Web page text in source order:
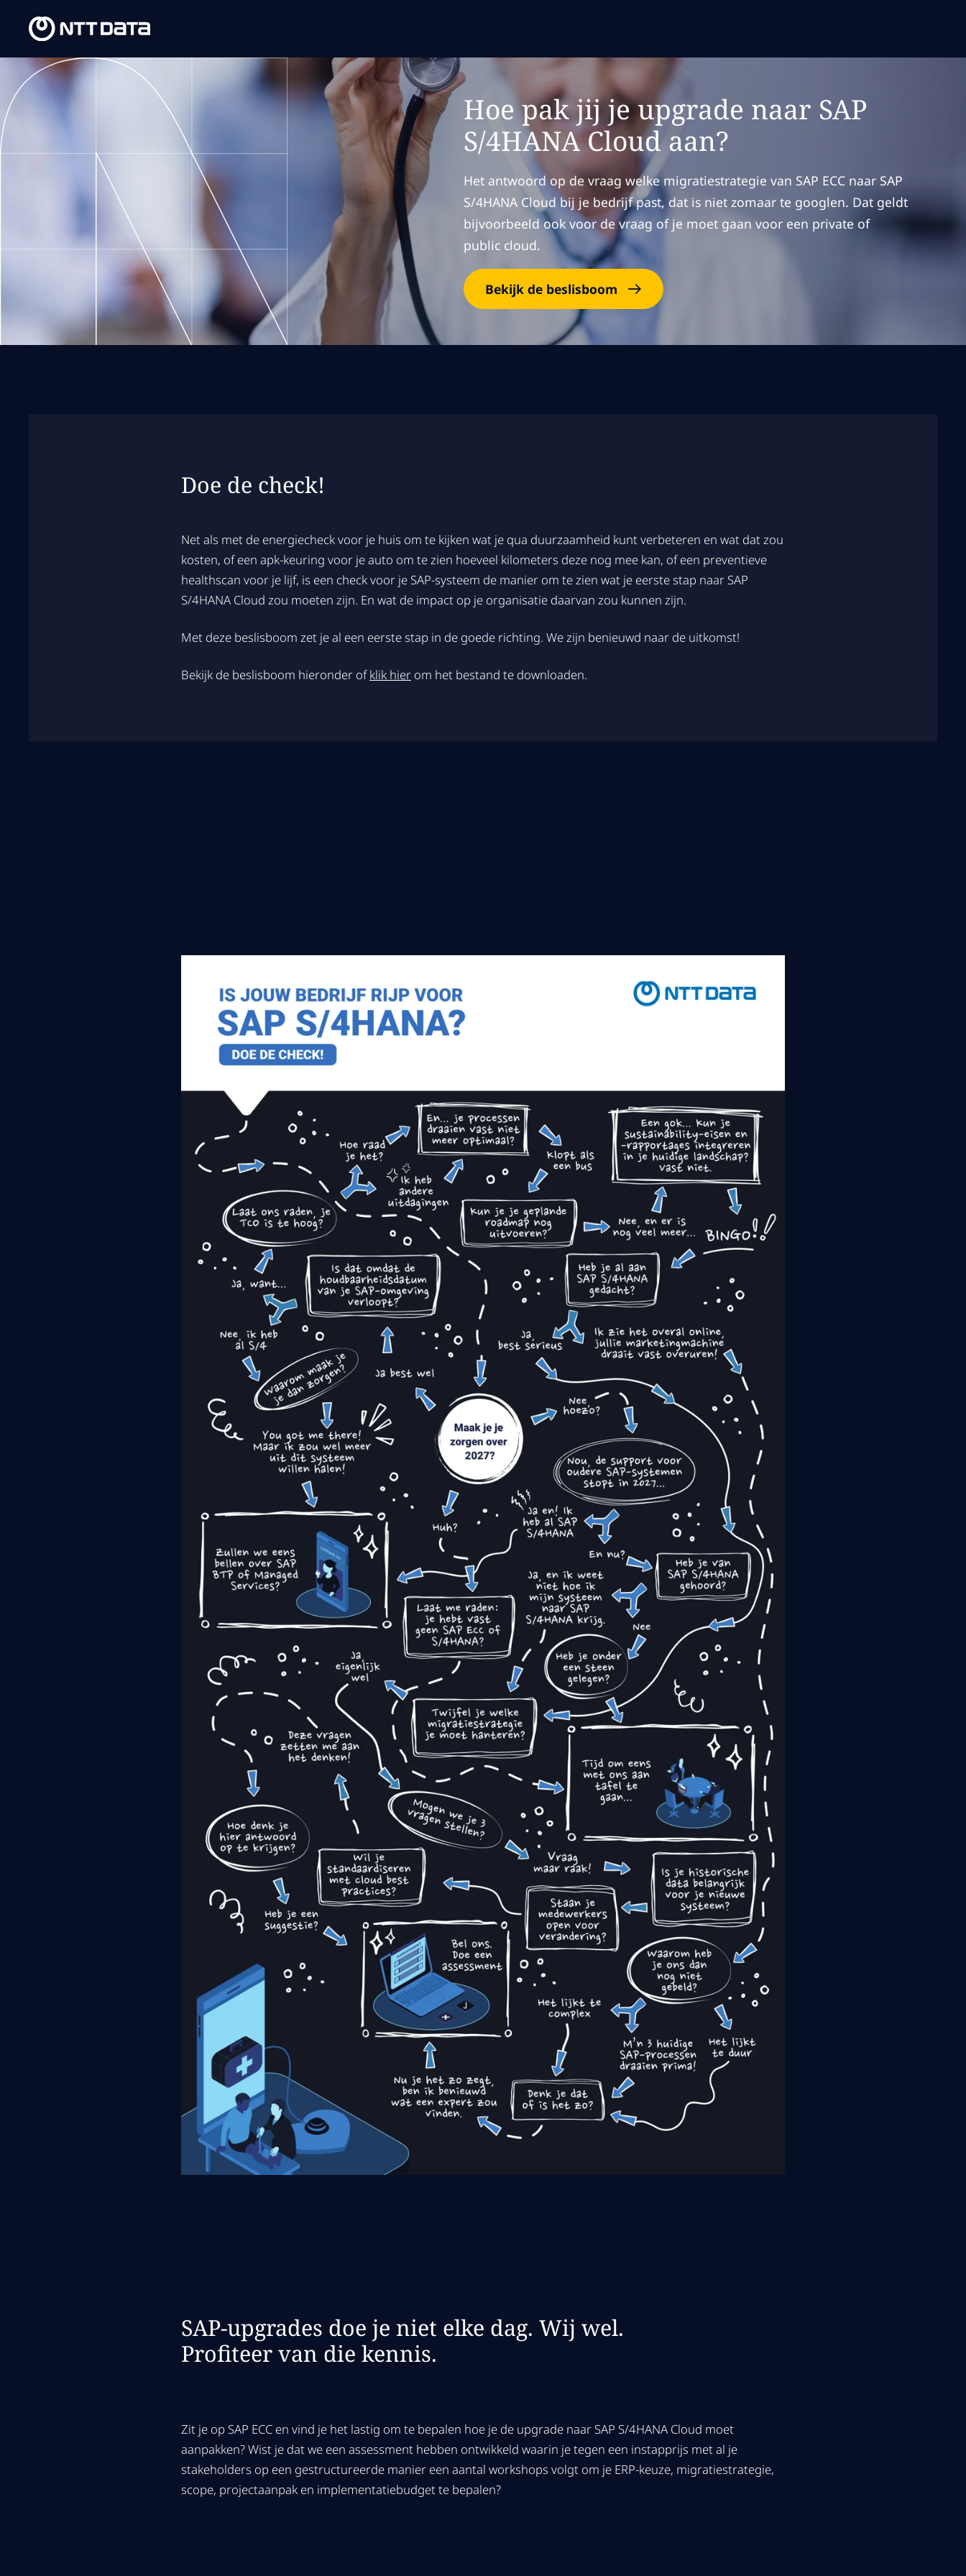
Hoe pak jij je upgrade naar SAP
S/4HANA Cloud aan?
Het antwoord op de vraag welke migratiestrategie van SAP ECC naar SAP
S/4HANA Cloud bij je bedrijf past, dat is niet zomaar te googlen. Dat geldt
bijvoorbeeld ook voor de vraag of je moet gaan voor een private of
public cloud.
Bekijk de beslisboom
Doe de check!
Net als met de energiecheck voor je huis om te kijken wat je qua duurzaamheid kunt verbeteren en wat dat zou
kosten, of een apk-keuring voor je auto om te zien hoeveel kilometers deze nog mee kan, of een preventieve
healthscan voor je lijf, is een check voor je SAP-systeem de manier om te zien wat je eerste stap naar SAP
S/4HANA Cloud zou moeten zijn. En wat de impact op je organisatie daarvan zou kunnen zijn.
Met deze beslisboom zet je al een eerste stap in de goede richting. We zijn benieuwd naar de uitkomst!
Bekijk de beslisboom hieronder ofklik hierom het bestand te downloaden.
SAP-upgrades doe je niet elke dag. Wij wel.
Profiteer van die kennis.
Zit je op SAP ECC en vind je het lastig om te bepalen hoe je de upgrade naar SAP S/4HANA Cloud moet
aanpakken? Wist je dat we een assessment hebben ontwikkeld waarin je tegen een instapprijs met al je
stakeholders op een gestructureerde manier een aantal workshops volgt om je ERP-keuze, migratiestrategie,
scope, projectaanpak en implementatiebudget te bepalen?